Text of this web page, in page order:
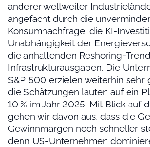
anderer weltweiter
angefacht durch die
Konsumnachfrage, die KI-
Unabhängigkeit der
die anhaltenden Reshoring-
Infrastrukturausgaben. Die
S&P 500 erzielen weiterhin sehr
die Schätzungen lauten auf ein
10 % im Jahr 2025. Mit Blick auf
gehen wir davon aus, dass die
Gewinnmargen noch schneller
denn US-Unternehmen